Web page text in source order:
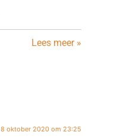
Lees meer »
8 oktober 2020 om 23:25